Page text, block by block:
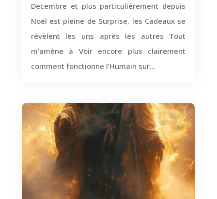
Decembre et plus particulièrement depuis
Noël est pleine de Surprise, les Cadeaux se
révèlent les uns après les autres Tout
m'amène à Voir encore plus clairement
comment fonctionne l'Humain sur...